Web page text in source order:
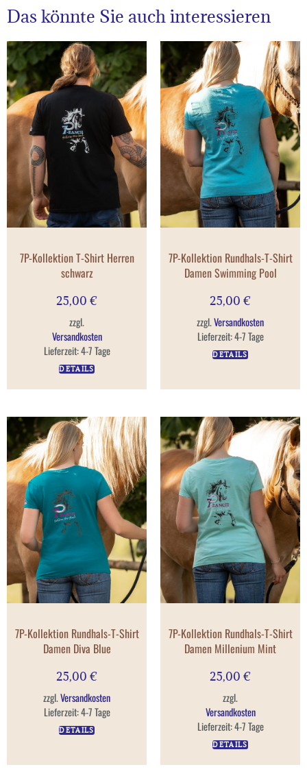
Das könnte Sie auch interessieren
7P-Kollektion T-Shirt Herren
schwarz
25,00 €
zzgl.
Versandkosten
Lieferzeit:4-7 Tage
DETAILS
7P-Kollektion Rundhals-T-Shirt
Damen Swimming Pool
25,00 €
zzgl.Versandkosten
Lieferzeit:4-7 Tage
DETAILS
7P-Kollektion Rundhals-T-Shirt
Damen Diva Blue
25,00 €
zzgl.Versandkosten
Lieferzeit:4-7 Tage
DETAILS
7P-Kollektion Rundhals-T-Shirt
Damen Millenium Mint
25,00 €
zzgl.
Versandkosten
Lieferzeit:4-7 Tage
DETAILS